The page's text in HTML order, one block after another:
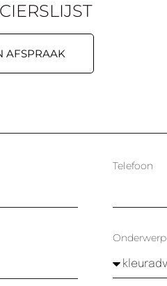
AFSPRAAK
Telefoon
Onderwerp